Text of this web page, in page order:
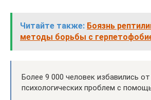
Читайте также: Боязнь
методы борьбы с
Более 9 000 человек избавились
психологических проблем с